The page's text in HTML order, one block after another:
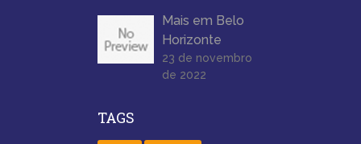
Mais em Belo
Horizonte
23 de novembro
de 2022
TAGS